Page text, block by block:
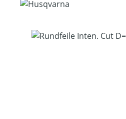
Bildergalerie überspringen